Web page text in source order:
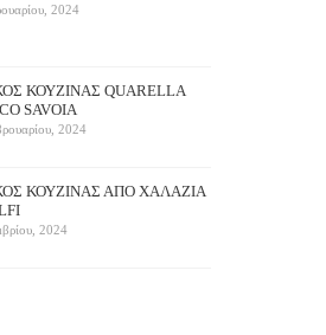
2024
ΚΟΥΖΙΝΑΣ QUARELLA
SAVOIA
2024
ΚΟΥΖΙΝΑΣ ΑΠΟ ΧΑΛΑΖΙΑ
2024